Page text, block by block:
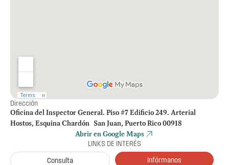
Dirección
Oficina del Inspector General. Piso #7 Edificio 249. Arterial
Hostos, Esquina Chardón San Juan, Puerto Rico 00918
Abrir en Google Maps
LINKS DE INTERÉS
Consulta
Infórmanos